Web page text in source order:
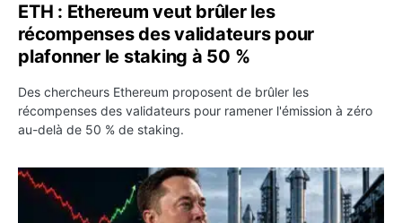
ETH : Ethereum veut brûler les
récompenses des validateurs pour
plafonner le staking à 50 %
Des chercheurs Ethereum proposent de brûler les
récompenses des validateurs pour ramener l'émission à zéro
au-delà de 50 % de staking.
SPCX : SpaceX publie 7,8 milliards de dollars de